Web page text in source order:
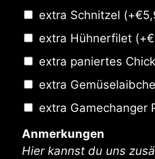
extra Schnitzel (+€
extra Hühnerfilet (+€
extra paniertes
extra
extra Gamechanger
Anmerkungen
Hier kannst du uns